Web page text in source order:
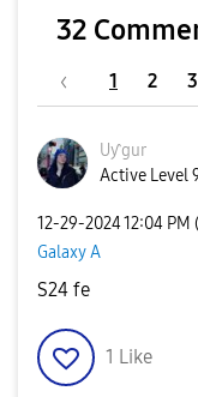
32
1 2 3
Uƴgur
Active Level
‎12-29-202412:04 PM
Galaxy A
S24 fe
1 Like